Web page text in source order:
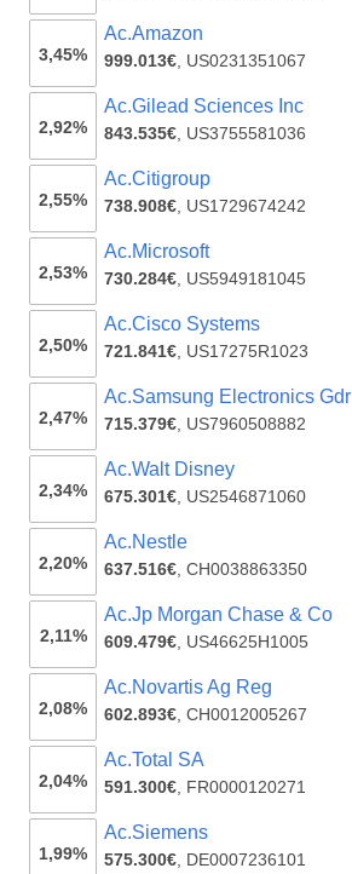
3,45%
Ac.Amazon
999.013€, US0231351067
2,92%
Ac.Gilead Sciences Inc
843.535€, US3755581036
2,55%
Ac.Citigroup
738.908€, US1729674242
2,53%
Ac.Microsoft
730.284€, US5949181045
2,50%
Ac.Cisco Systems
721.841€, US17275R1023
2,47%
Ac.Samsung Electronics Gdr
715.379€, US7960508882
2,34%
Ac.Walt Disney
675.301€, US2546871060
2,20%
Ac.Nestle
637.516€,CH0038863350
2,11%
Ac.Jp Morgan Chase & Co
609.479€, US46625H1005
2,08%
Ac.Novartis Ag Reg
602.893€,CH0012005267
2,04%
Ac.Total SA
591.300€, FR0000120271
1,99%
Ac.Siemens
575.300€, DE0007236101